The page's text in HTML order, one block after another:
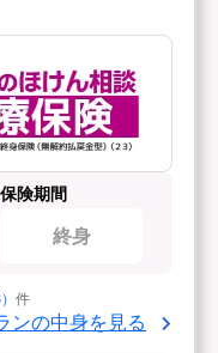
さま専用保険
保険期間
終身
） 件
ンの中身を見る